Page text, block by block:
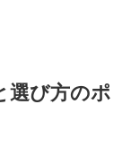
選び方のポ